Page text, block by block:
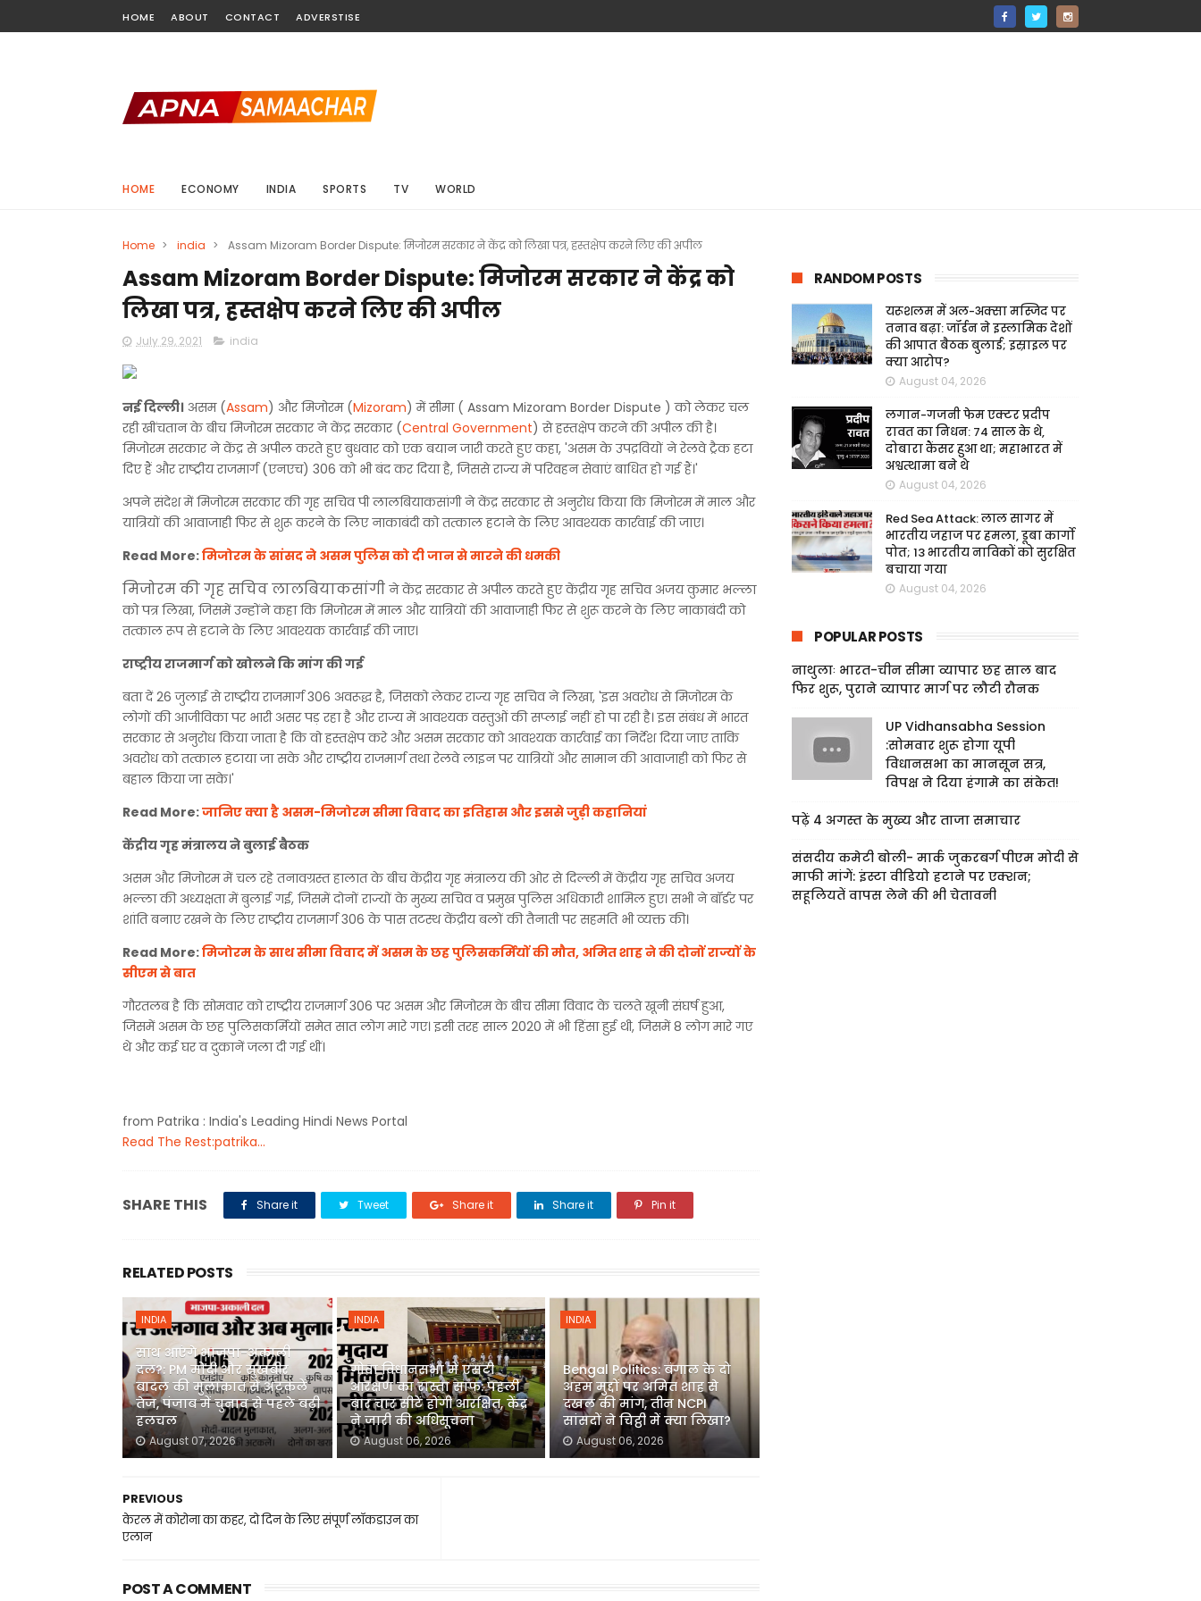
HOME ABOUT CONTACT ADVERSTISE
HOME ECONOMY INDIA SPORTS TV WORLD
Home > india > Assam Mizoram Border Dispute: मिजोरम सरकार ने केंद्र को लिखा पत्र, हस्तक्षेप करने लिए की अपील
Assam Mizoram Border Dispute: मिजोरम सरकार ने केंद्र को
लिखा पत्र, हस्तक्षेप करने लिए की अपील
July 29, 2021 india
नई दिल्ली। असम (Assam) और मिजोरम (Mizoram) में सीमा ( Assam Mizoram Border Dispute ) को लेकर चल
रही खींचतान के बीच मिजोरम सरकार ने केंद्र सरकार (Central Government) से हस्तक्षेप करने की अपील की है।
मिजोरम सरकार ने केंद्र से अपील करते हुए बुधवार को एक बयान जारी करते हुए कहा, 'असम के उपद्रवियों ने रेलवे ट्रैक हटा
दिए हैं और राष्ट्रीय राजमार्ग (एनएच) 306 को भी बंद कर दिया है, जिससे राज्य में परिवहन सेवाएं बाधित हो गई हैं।'
अपने संदेश में मिजोरम सरकार की गृह सचिव पी लालबियाकसांगी ने केंद्र सरकार से अनुरोध किया कि मिजोरम में माल और
यात्रियों की आवाजाही फिर से शुरू करने के लिए नाकाबंदी को तत्काल हटाने के लिए आवश्यक कार्रवाई की जाए।
Read More:मिजोरम के सांसद ने असम पुलिस को दी जान से मारने की धमकी
मिजोरम की गृह सचिव लालबियाकसांगी ने केंद्र सरकार से अपील करते हुए केंद्रीय गृह सचिव अजय कुमार भल्ला
को पत्र लिखा, जिसमें उन्होंने कहा कि मिजोरम में माल और यात्रियों की आवाजाही फिर से शुरू करने के लिए नाकाबंदी को
तत्काल रूप से हटाने के लिए आवश्यक कार्रवाई की जाए।
राष्ट्रीय राजमार्ग को खोलने कि मांग की गई
बता दें 26 जुलाई से राष्ट्रीय राजमार्ग 306 अवरूद्ध है, जिसको लेकर राज्य गृह सचिव ने लिखा, 'इस अवरोध से मिजोरम के
लोगों की आजीविका पर भारी असर पड़ रहा है और राज्य में आवश्यक वस्तुओं की सप्लाई नहीं हो पा रही है। इस संबंध में भारत
सरकार से अनुरोध किया जाता है कि वो हस्तक्षेप करे और असम सरकार को आवश्यक कार्रवाई का निर्देश दिया जाए ताकि
अवरोध को तत्काल हटाया जा सके और राष्ट्रीय राजमार्ग तथा रेलवे लाइन पर यात्रियों और सामान की आवाजाही को फिर से
बहाल किया जा सके।'
Read More:जानिए क्या है असम-मिजोरम सीमा विवाद का इतिहास और इससे जुड़ी कहानियां
केंद्रीय गृह मंत्रालय ने बुलाई बैठक
असम और मिजोरम में चल रहे तनावग्रस्त हालात के बीच केंद्रीय गृह मंत्रालय की ओर से दिल्ली में केंद्रीय गृह सचिव अजय
भल्ला की अध्यक्षता में बुलाई गई, जिसमें दोनों राज्यों के मुख्य सचिव व प्रमुख पुलिस अधिकारी शामिल हुए। सभी ने बॉर्डर पर
शांति बनाए रखने के लिए राष्ट्रीय राजमार्ग 306 के पास तटस्थ केंद्रीय बलों की तैनाती पर सहमति भी व्यक्त की।
Read More:मिजोरम के साथ सीमा विवाद में असम के छह पुलिसकर्मियों की मौत, अमित शाह ने की दोनों राज्यों के
सीएम से बात
गौरतलब है कि सोमवार को राष्ट्रीय राजमार्ग 306 पर असम और मिजोरम के बीच सीमा विवाद के चलते खूनी संघर्ष हुआ,
जिसमें असम के छह पुलिसकर्मियों समेत सात लोग मारे गए। इसी तरह साल 2020 में भी हिंसा हुई थी, जिसमें 8 लोग मारे गए
थे और कई घर व दुकानें जला दी गई थीं।
from Patrika : India's Leading Hindi News Portal
Read The Rest:patrika...
SHARE THIS Share it Tweet Share it Share it Pin it
RELATED POSTS
INDIA
साथ आएंगे भाजपा-अकाली
दल?: PM मोदी और सुखबीर
बादल की मुलाकात से अटकलें
तेज, पंजाब में चुनाव से पहले बढ़ी
हलचल
August 07, 2026
INDIA
गोवा विधानसभा में एसटी
आरक्षण का रास्ता साफ: पहली
बार चार सीटें होंगी आरक्षित, केंद्र
ने जारी की अधिसूचना
August 06, 2026
INDIA
Bengal Politics: बंगाल के दो
अहम मुद्दों पर अमित शाह से
दखल की मांग, तीन NCPI
सांसदों ने चिट्ठी में क्या लिखा?
August 06, 2026
PREVIOUS
केरल में कोरोना का कहर, दो दिन के लिए संपूर्ण लॉकडाउन का
एलान
POST A COMMENT
RANDOM POSTS
यरूशलम में अल-अक्सा मस्जिद पर
तनाव बढ़ा: जॉर्डन ने इस्लामिक देशों
की आपात बैठक बुलाई; इस्राइल पर
क्या आरोप?
August 04, 2026
लगान-गजनी फेम एक्टर प्रदीप
रावत का निधन: 74 साल के थे,
दोबारा कैंसर हुआ था; महाभारत में
अश्वत्थामा बने थे
August 04, 2026
Red Sea Attack: लाल सागर में
भारतीय जहाज पर हमला, डूबा कार्गो
पोत; 13 भारतीय नाविकों को सुरक्षित
बचाया गया
August 04, 2026
POPULAR POSTS
नाथुलाः भारत-चीन सीमा व्यापार छह साल बाद
फिर शुरू, पुराने व्यापार मार्ग पर लौटी रौनक
UP Vidhansabha Session
:सोमवार शुरू होगा यूपी
विधानसभा का मानसून सत्र,
विपक्ष ने दिया हंगामे का संकेत!
पढ़ें 4 अगस्त के मुख्य और ताजा समाचार
संसदीय कमेटी बोली- मार्क जुकरबर्ग पीएम मोदी से
माफी मांगें: इंस्टा वीडियो हटाने पर एक्शन;
सहूलियतें वापस लेने की भी चेतावनी